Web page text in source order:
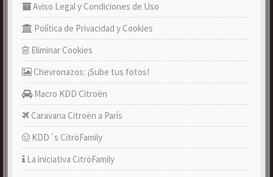
Aviso Legal y Condiciones de Uso
Política de Privacidad y Cookies
Eliminar Cookies
Chevronazos: ¡Sube tus fotos!
Macro KDD Citroën
Caravana Citroën a París
KDD´s CitröFamily
La iniciativa CitröFamily